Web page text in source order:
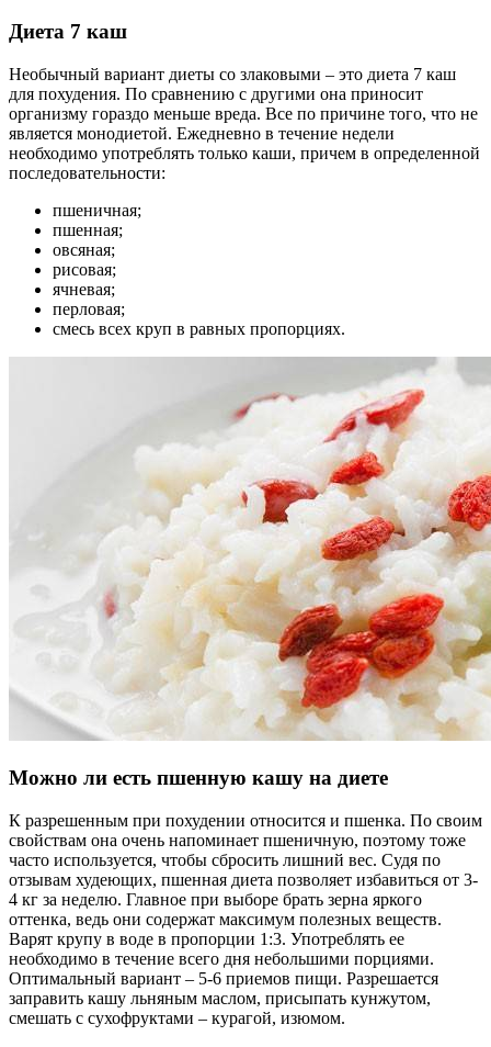
Диета 7 каш
Необычный вариант диеты со злаковыми – это диета 7 каш
для похудения. По сравнению с другими она приносит
организму гораздо меньше вреда. Все по причине того, что не
является монодиетой. Ежедневно в течение недели
необходимо употреблять только каши, причем в определенной
последовательности:
пшеничная;
пшенная;
овсяная;
рисовая;
ячневая;
перловая;
смесь всех круп в равных пропорциях.
Можно ли есть пшенную кашу на диете
К разрешенным при похудении относится и пшенка. По своим
свойствам она очень напоминает пшеничную, поэтому тоже
часто используется, чтобы сбросить лишний вес. Судя по
отзывам худеющих, пшенная диета позволяет избавиться от 3-
4 кг за неделю. Главное при выборе брать зерна яркого
оттенка, ведь они содержат максимум полезных веществ.
Варят крупу в воде в пропорции 1:3. Употреблять ее
необходимо в течение всего дня небольшими порциями.
Оптимальный вариант – 5-6 приемов пищи. Разрешается
заправить кашу льняным маслом, присыпать кунжутом,
смешать с сухофруктами – курагой, изюмом.